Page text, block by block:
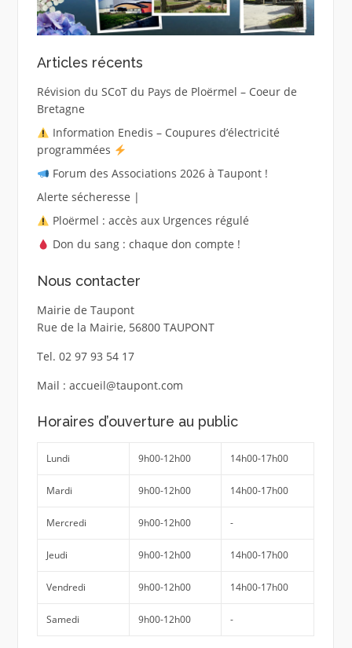
Articles récents
Révision du SCoT du Pays de Ploërmel – Coeur de
Bretagne
Information Enedis – Coupures d’électricité
programmées
Forum des Associations 2026 à Taupont !
Alerte sécheresse |
Ploërmel : accès aux Urgences régulé
Don du sang : chaque don compte !
Nous contacter
Mairie de Taupont
Rue de la Mairie, 56800 TAUPONT
Tel. 02 97 93 54 17
Mail : accueil@taupont.com
Horaires d’ouverture au public
Lundi 9h00-12h00 14h00-17h00
Mardi 9h00-12h00 14h00-17h00
Mercredi 9h00-12h00 -
Jeudi 9h00-12h00 14h00-17h00
Vendredi 9h00-12h00 14h00-17h00
Samedi 9h00-12h00 -